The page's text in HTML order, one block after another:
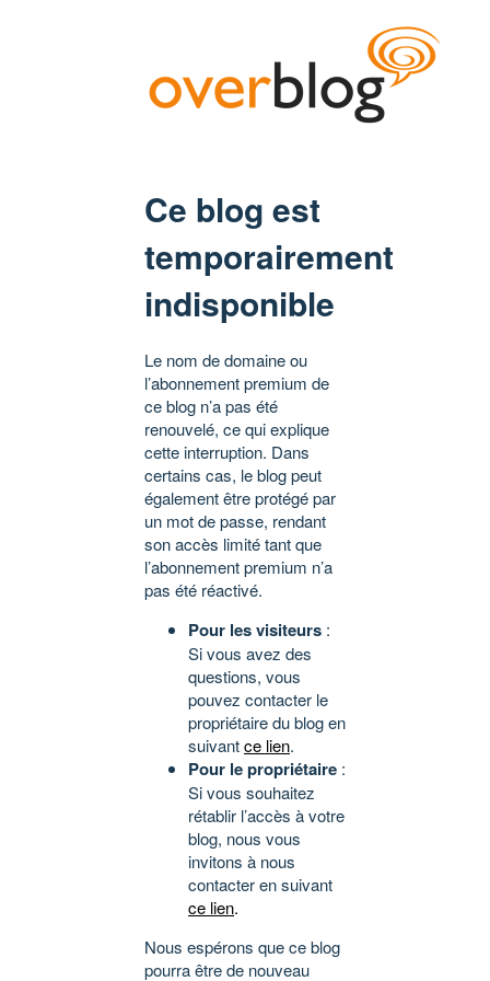
Ce blog est
temporairement
indisponible
Le nom de domaine ou
l’abonnement premium de
ce blog n’a pas été
renouvelé, ce qui explique
cette interruption. Dans
certains cas, le blog peut
également être protégé par
un mot de passe, rendant
son accès limité tant que
l’abonnement premium n’a
pas été réactivé.
Pour les visiteurs :
Si vous avez des
questions, vous
pouvez contacter le
propriétaire du blog en
suivantce lien.
Pour le propriétaire :
Si vous souhaitez
rétablir l’accès à votre
blog, nous vous
invitons à nous
contacter en suivant
ce lien.
Nous espérons que ce blog
pourra être de nouveau